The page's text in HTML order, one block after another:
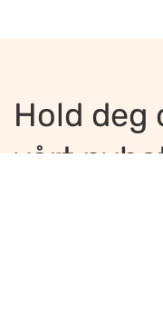
Hold deg
vårt